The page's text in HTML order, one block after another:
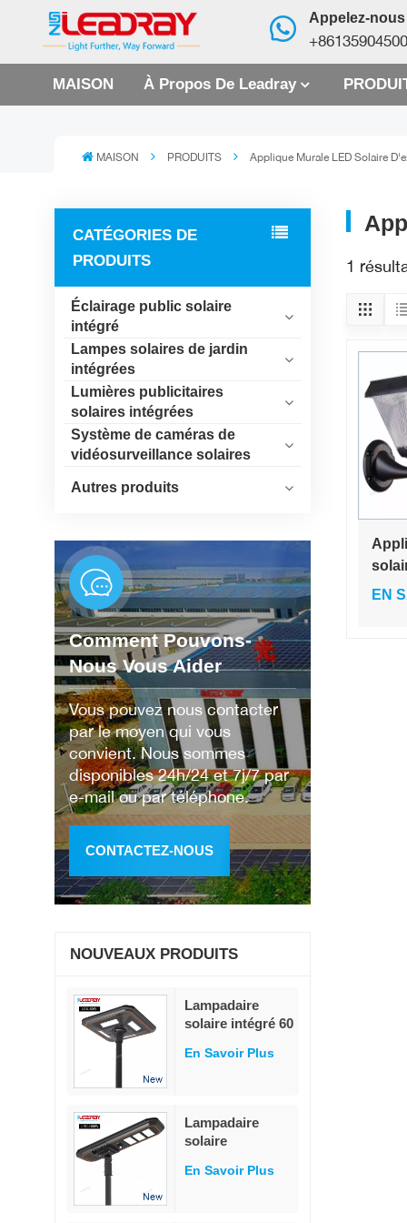
Appelez-nous
MAISON À Propos De Leadray
MAISON PRODUITS Applique Murale LED Solaire
CATÉGORIES DE
PRODUITS
Éclairage public solaire
intégré
Lampes solaires de jardin
intégrées
Lumières publicitaires
solaires intégrées
Système de caméras de
vidéosurveillance solaires
Autres produits
Comment Pouvons-
Nous Vous Aider
Vous pouvez nous contacter
par le moyen qui vous
convient. Nous sommes
disponibles 24h/24 et 7j/7 par
e-mail ou par téléphone.
CONTACTEZ-NOUS
NOUVEAUX PRODUITS
Lampadaire
solaire intégré 60
adaptation
luminosité
En Savoir Plus
Lampadaire
solaire
en-un 80 W, 230
En Savoir Plus
1
EN